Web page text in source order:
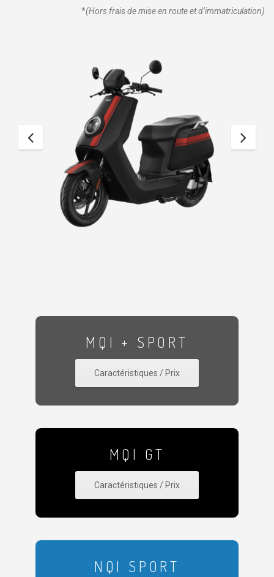
*(Hors frais de mise en route et d’immatriculation)
MQI + SPORT
Caractéristiques / Prix
MQI GT
Caractéristiques / Prix
NQI SPORT